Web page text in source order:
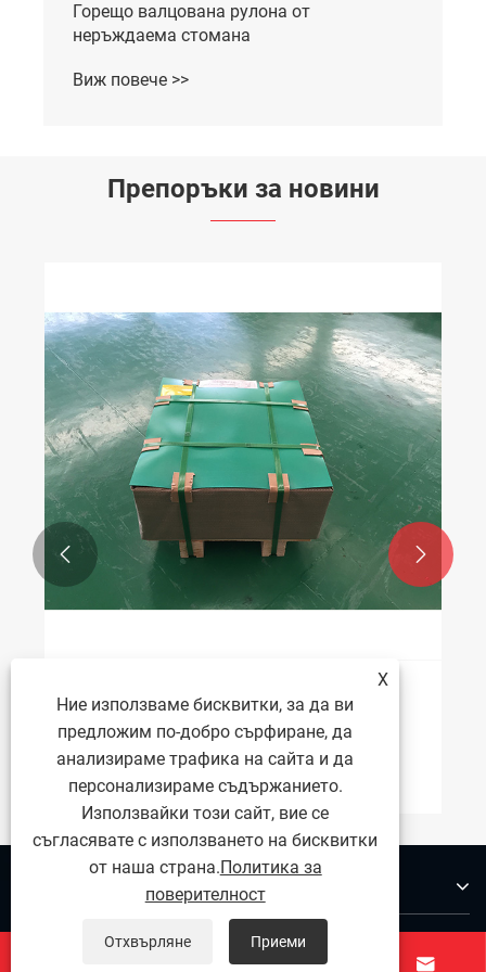
Горещо валцована рулона от
неръждаема стомана
Виж повече >>
Препоръки за новини
Предпазни мерки при заваряване на
тънки листове от неръждаема стомана
Виж повече >>
 
Продукти
 
X
Ние използваме бисквитки, за да ви
предложим по-добро сърфиране, да
анализираме трафика на сайта и да
персонализираме съдържанието.
Използвайки този сайт, вие се
съгласявате с използването на бисквитки
от наша страна.Политика за
поверителност
Отхвърляне Приеми